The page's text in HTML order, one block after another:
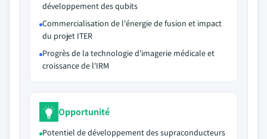
développement des qubits
Commercialisation de l'énergie de fusion et impact
du projet ITER
Progrès de la technologie d'imagerie médicale et
croissance de l'IRM
Opportunité
Potentiel de développement des supraconducteurs